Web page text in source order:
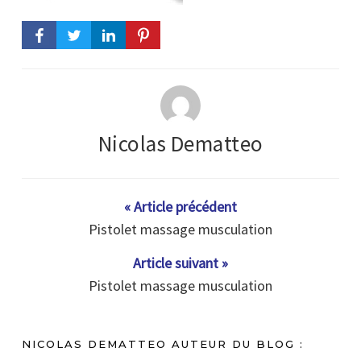
Nicolas Dematteo
« Article précédent
Pistolet massage musculation
Article suivant »
Pistolet massage musculation
NICOLAS DEMATTEO AUTEUR DU BLOG :